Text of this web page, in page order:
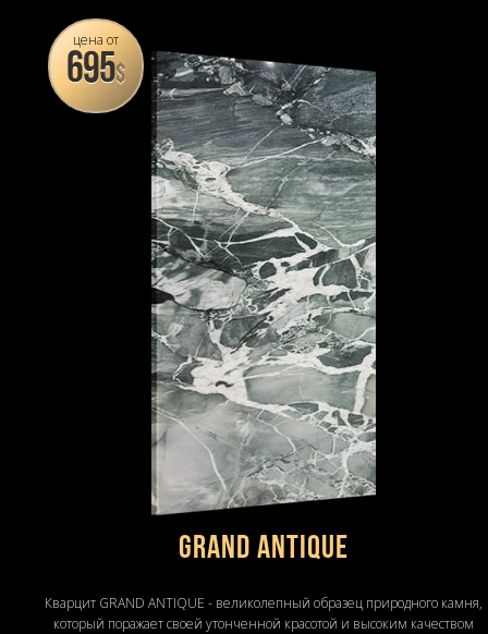
цена от
695$
Grand Antique
Кварцит GRAND ANTIQUE - великолепный образец природного камня,
который поражает своей утонченной красотой и высоким качеством